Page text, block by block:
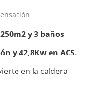
y 3 baños
y 42,8Kw en ACS.
en la caldera